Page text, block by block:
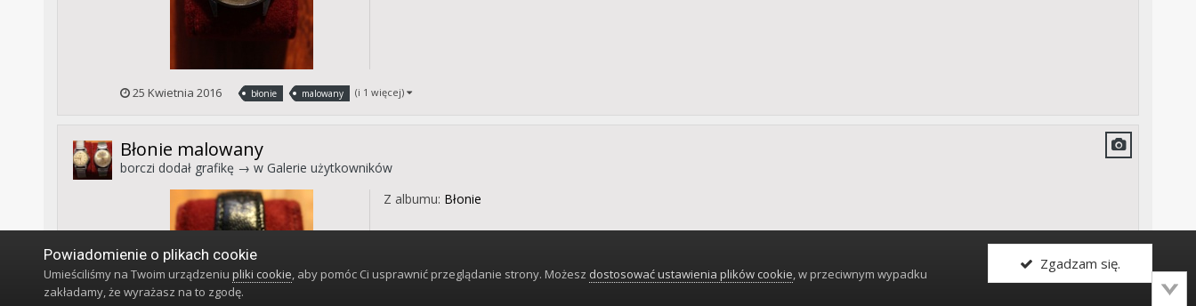
25 Kwietnia 2016 błonie malowany (i 1 więcej)
Błonie malowany
borczi dodał grafikę → w Galerie użytkowników
Z albumu: Błonie
Powiadomienie o plikach cookie
Umieściliśmy na Twoim urządzeniu pliki cookie, aby pomóc Ci usprawnić przeglądanie strony. Możesz dostosować ustawienia plików cookie, w przeciwnym wypadku
zakładamy, że wyrażasz na to zgodę.
Zgadzam się.